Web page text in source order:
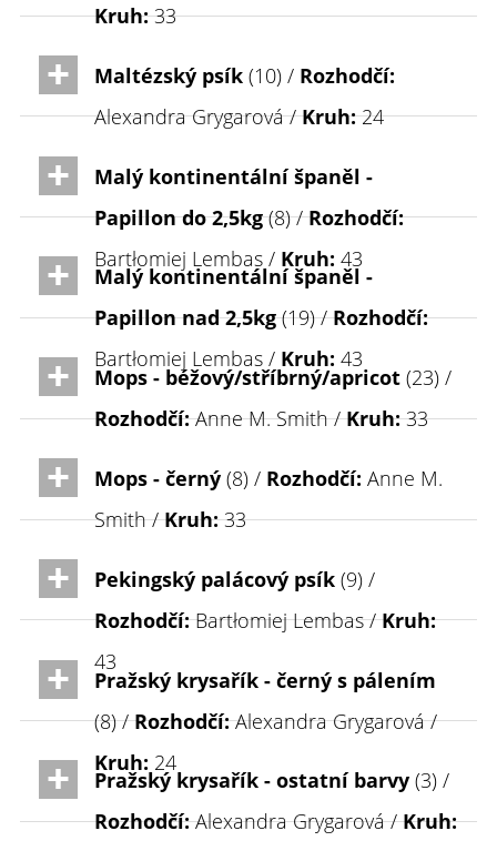
Kruh:33
Maltézský psík (10) / Rozhodčí:
Alexandra Grygarová /Kruh:24
Malý kontinentální španěl -
Papillon do 2,5kg(8) /Rozhodčí:
Bartłomiej Lembas / Kruh: 43
Malý kontinentální španěl -
Papillon nad 2,5kg(19) /Rozhodčí:
Bartłomiej Lembas / Kruh: 43
Mops - béžový/stříbrný/apricot (23) /
Rozhodčí:Anne M. Smith /Kruh:33
Mops - černý (8) / Rozhodčí: Anne M.
Smith /Kruh:33
Pekingský palácový psík (9) /
Rozhodčí:Bartłomiej Lembas /Kruh:
43
Pražský krysařík - černý s pálením
(8) /Rozhodčí:Alexandra Grygarová /
Kruh: 24
Pražský krysařík - ostatní barvy (3) /
Rozhodčí:Alexandra Grygarová /Kruh: